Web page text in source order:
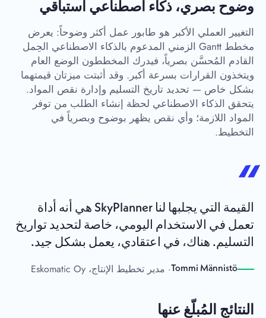
وضوح بصري، ذكاء اصطناعي استباقي
التغيير العملي الأكبر هو طابور عمل أكثر وضوحاً: يعرض
مخطط Gantt الزمني المدعوم بالذكاء الاصطناعي الحِمل
القادم المُحسَّن بصرياً، فيدرك المخططون الوضع العام
ويتخذون القرارات بسرعة أكبر. وقد أثبتت ميزتان قيمتهما
بشكل خاص — تحديد تاريخ التسليم وإدارة نقص المواد.
يتحقق الذكاء الاصطناعي لحظة إنشاء الطلب من توفر
المواد اللازمة؛ وأي نقص يظهر بوضوح وبصرياً في
التخطيط.
القيمة التي يجلبها لنا SkyPlanner هي أنه أداة
تعمل في الاستخدام اليومي، خاصة لتحديد تواريخ
التسليم. هناك، في اعتقادي، يعمل بشكل جيد.
Tommi Männistö· مدير تخطيط الإنتاج، Eskomatic Oy
النتائج المُبلّغ عنها